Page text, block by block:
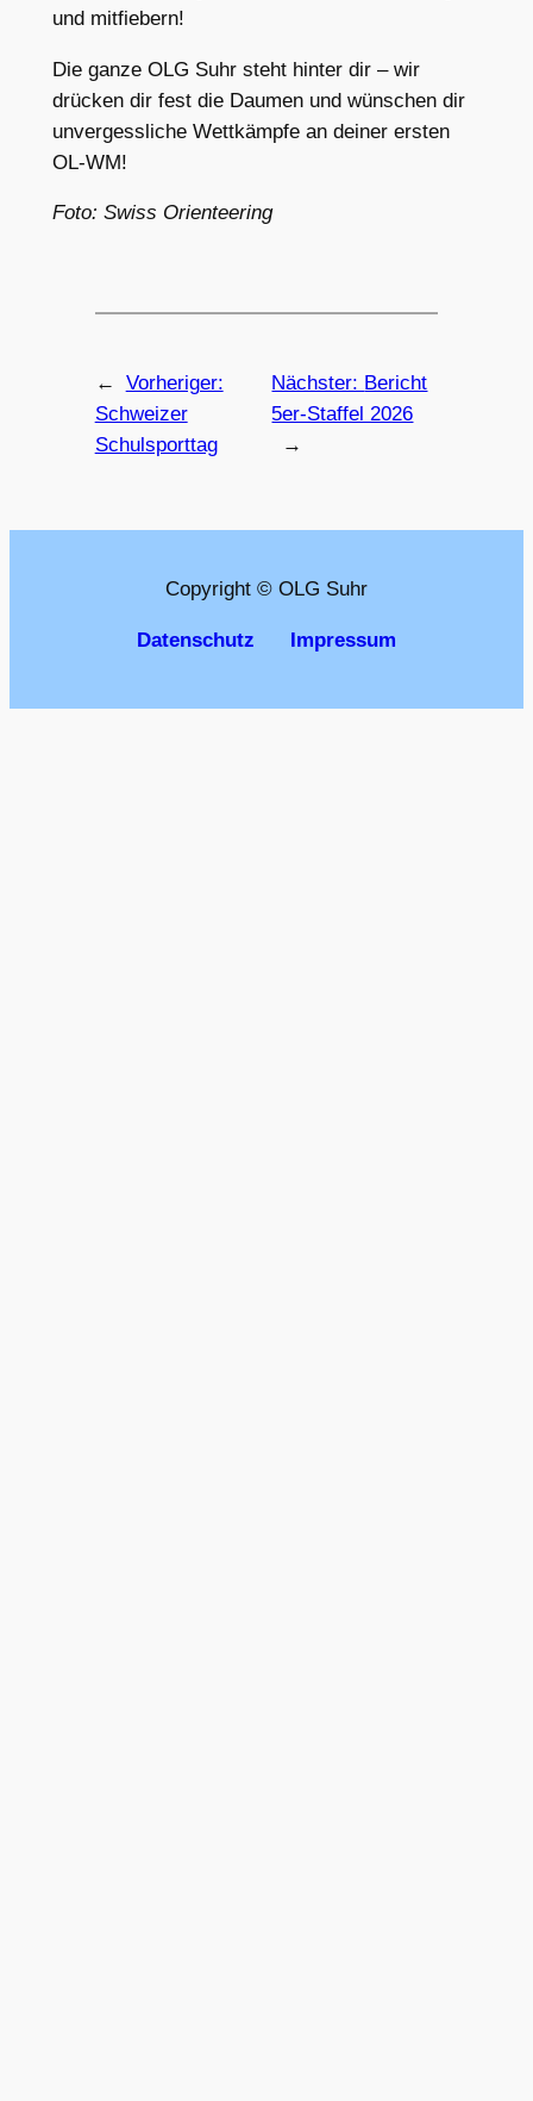
und mitfiebern!
Die ganze OLG Suhr steht hinter dir – wir
drücken dir fest die Daumen und wünschen dir
unvergessliche Wettkämpfe an deiner ersten
OL-WM!
Foto: Swiss Orienteering
←
Vorheriger:
Schweizer
Schulsporttag
Nächster: Bericht
5er-Staffel 2026
→
Copyright © OLG Suhr
Datenschutz Impressum